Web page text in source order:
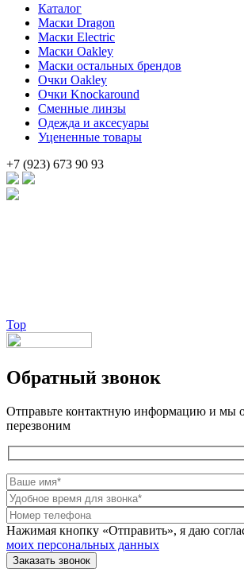
Каталог
Маски Dragon
Маски Electric
Маски Oakley
Маски остальных брендов
Очки Oakley
Очки Knockaround
Сменные линзы
Одежда и аксесуары
Уцененные товары
+7 (923) 673 90 93
Top
Обратный звонок
Отправьте контактную информацию и мы
перезвоним
Нажимая кнопку «Отправить», я даю
моих персональных данных